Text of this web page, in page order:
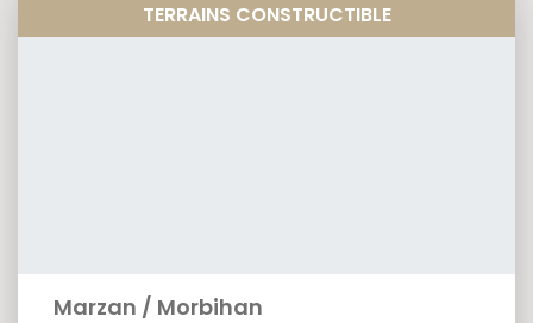
TERRAINS CONSTRUCTIBLE
Marzan / Morbihan